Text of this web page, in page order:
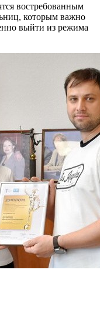
востребованным
которым важно
выйти из режима